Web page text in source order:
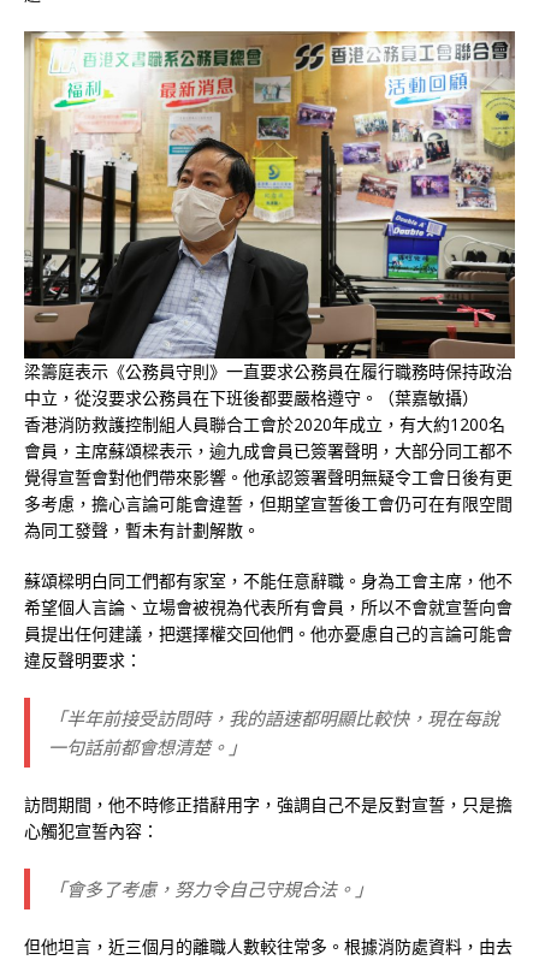
梁籌庭表示《公務員守則》一直要求公務員在履行職務時保持政治
中立，從沒要求公務員在下班後都要嚴格遵守。（葉嘉敏攝）
香港消防救護控制組人員聯合工會於2020年成立，有大約1200名
會員，主席蘇頌樑表示，逾九成會員已簽署聲明，大部分同工都不
覺得宣誓會對他們帶來影響。他承認簽署聲明無疑令工會日後有更
多考慮，擔心言論可能會違誓，但期望宣誓後工會仍可在有限空間
為同工發聲，暫未有計劃解散。
蘇頌樑明白同工們都有家室，不能任意辭職。身為工會主席，他不
希望個人言論、立場會被視為代表所有會員，所以不會就宣誓向會
員提出任何建議，把選擇權交回他們。他亦憂慮自己的言論可能會
違反聲明要求：
「半年前接受訪問時，我的語速都明顯比較快，現在每說
一句話前都會想清楚。」
訪問期間，他不時修正措辭用字，強調自己不是反對宣誓，只是擔
心觸犯宣誓內容：
「會多了考慮，努力令自己守規合法。」
但他坦言，近三個月的離職人數較往常多。根據消防處資料，由去